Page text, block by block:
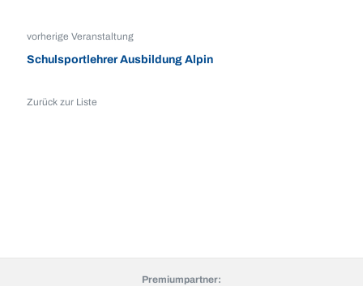
vorherige Veranstaltung
Schulsportlehrer Ausbildung Alpin
Zurück zur Liste
Premiumpartner: